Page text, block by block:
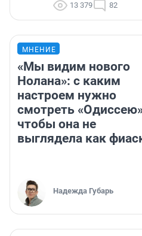
13 379 82
МНЕНИЕ
«Мы видим нового
Нолана»: с каким
настроем нужно
смотреть
чтобы она не
выглядела как
Надежда Губарь